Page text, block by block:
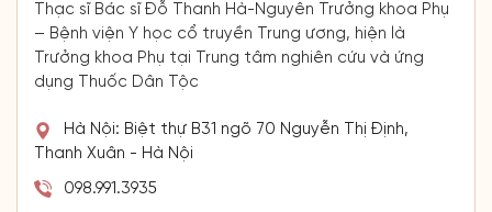
Thạc sĩ Bác sĩ Đỗ Thanh Hà-Nguyên Trưởng khoa Phụ
– Bệnh viện Y học cổ truyền Trung ương, hiện là
Trưởng khoa Phụ tại Trung tâm nghiên cứu và ứng
dụng Thuốc Dân Tộc
Hà Nội: Biệt thự B31 ngõ 70 Nguyễn Thị Định,
Thanh Xuân - Hà Nội
098.991.3935